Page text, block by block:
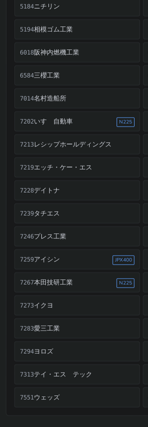
5184ニチリン
5194相模ゴム工業
6018阪神内燃機工業
6584三櫻工業
7014名村造船所
7202いすゞ自動車 N225
7213レシップホールディングス
7219エッチ・ケー・エス
7228デイトナ
7239タチエス
7246プレス工業
7259アイシン JPX400
7267本田技研工業 N225
7273イクヨ
7283愛三工業
7294ヨロズ
7313テイ・エス テック
7551ウェッズ